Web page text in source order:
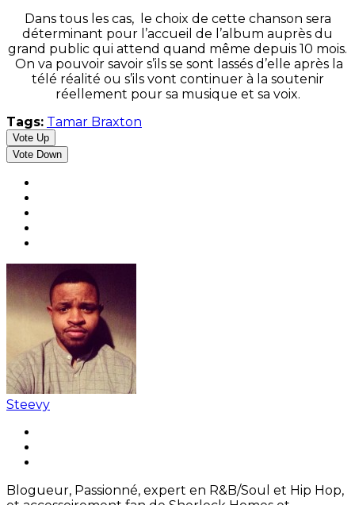
Dans tous les cas, le choix de cette chanson sera
déterminant pour l’accueil de l’album auprès du
grand public qui attend quand même depuis 10 mois.
On va pouvoir savoir s’ils se sont lassés d’elle après la
télé réalité ou s’ils vont continuer à la soutenir
réellement pour sa musique et sa voix.
Tags: Tamar Braxton
Vote Up
Vote Down
Steevy
Blogueur, Passionné, expert en R&B/Soul et Hip Hop,